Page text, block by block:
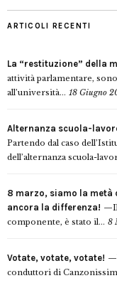
ARTICOLI RECENTI
La “restituzione” della
attività parlamentare,
all’università... 18 Giugno
Alternanza scuola-
Partendo dal caso
dell’alternanza scuola-
8 marzo, siamo la metà
ancora la differenza!
componente, è stato il... 8
Votate, votate, votate!
conduttori di